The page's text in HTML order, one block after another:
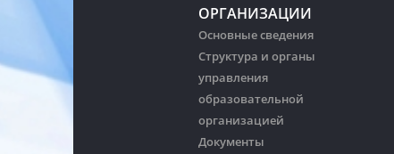
ОРГАНИЗАЦИИ
Основные сведения
Структура и органы
управления
образовательной
организацией
Документы